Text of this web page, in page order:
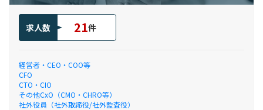
求人数 21件
経営者・CEO・COO等
CFO
CTO・CIO
その他CxO（CMO・CHRO等）
社外役員（社外取締役/社外監査役）